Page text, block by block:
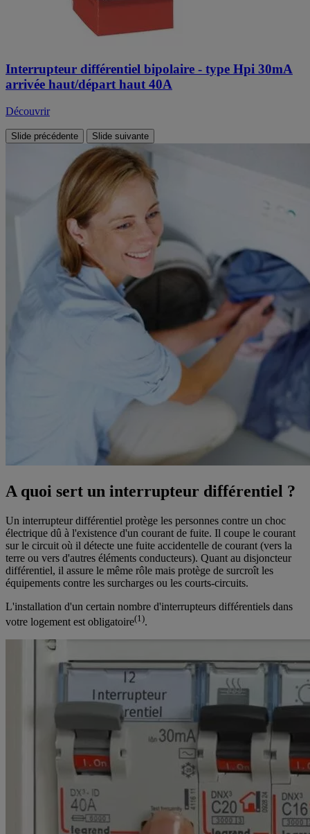
Interrupteur différentiel bipolaire - type Hpi 30mA
arrivée haut/départ haut 40A
Découvrir
Slide précédente Slide suivante
A quoi sert un interrupteur différentiel ?
Un interrupteur différentiel protège les personnes contre un choc
électrique dû à l'existence d'un courant de fuite. Il coupe le courant
sur le circuit où il détecte une fuite accidentelle de courant (vers la
terre ou vers d'autres éléments conducteurs). Quant au disjoncteur
différentiel, il assure le même rôle mais protège de surcroît les
équipements contre les surcharges ou les courts-circuits.
L'installation d'un certain nombre d'interrupteurs différentiels dans
votre logement est obligatoire(1).